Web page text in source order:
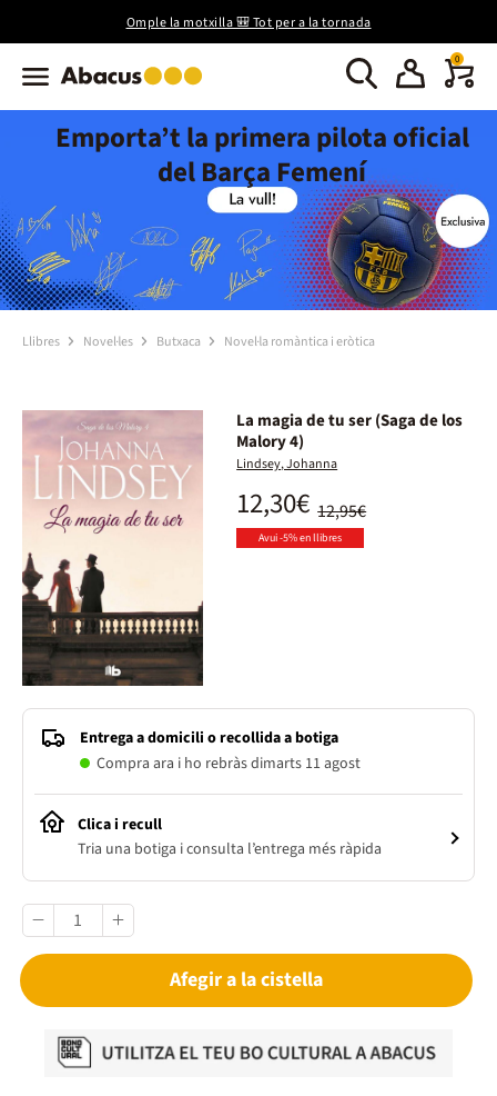
Omple la motxilla 🎒 Tot per a la tornada
0
Emporta’t la primera pilota oficial
del Barça Femení
Llibres Novel·les Butxaca Novel·la romàntica i eròtica
La magia de tu ser (Saga de los
Malory 4)
Lindsey, Johanna
12,95€
12,30€
Avui -5% en llibres
Entrega a domicili o recollida a botiga
Compra ara i ho rebràs dimarts 11 agost
Clica i recull
Tria una botiga i consulta l’entrega més ràpida
Afegir a la cistella